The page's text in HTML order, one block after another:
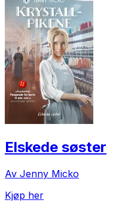
Elskede søster
Av Jenny Micko
Kjøp her